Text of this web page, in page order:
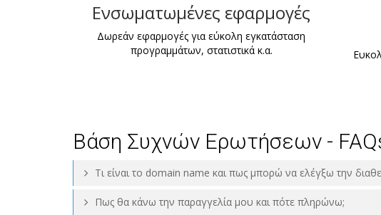
Ενσωματωμένες εφαρμογές
Δωρεάν εφαρμογές για εύκολη εγκατάσταση
προγραμμάτων, στατιστικά κ.α.
Βάση Συχνών Ερωτήσεων -
Tι είναι το domain name και πως μπορώ να ελέγξω την
Πως θα κάνω την παραγγελία μου και πότε πληρώνω;